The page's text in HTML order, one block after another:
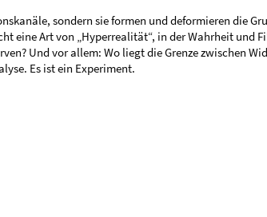
sondern sie formen und deformieren die
eine Art von „Hyperrealität“, in der Wahrheit und
Und vor allem: Wo liegt die Grenze zwischen
Es ist ein Experiment.